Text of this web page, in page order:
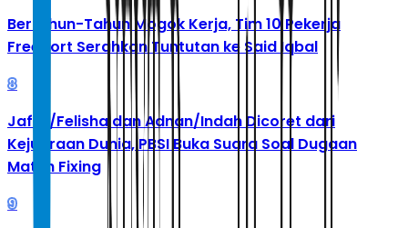
Bertahun-Tahun Mogok Kerja, Tim 10 Pekerja
Freeport Serahkan Tuntutan ke Said Iqbal
8
Jafar/Felisha dan Adnan/Indah Dicoret dari
Kejuaraan Dunia, PBSI Buka Suara Soal Dugaan
Match Fixing
9